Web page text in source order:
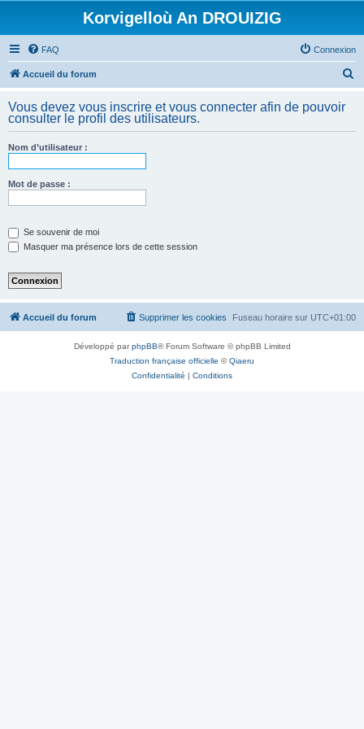
Korvigelloù An DROUIZIG
FAQ Connexion
Accueil du forum
h
Vous devez vous inscrire et vous connecter afin de pouvoir
consulter le profil des utilisateurs.
Nom d’utilisateur :
Mot de passe :
Se souvenir de moi
Masquer ma présence lors de cette session
Accueil du forum Fuseau horaire sur UTC+01:00
Supprimer les cookies
Développé parphpBB® Forum Software © phpBB Limited
Traduction française officielle ©Qiaeru
Confidentialité | Conditions